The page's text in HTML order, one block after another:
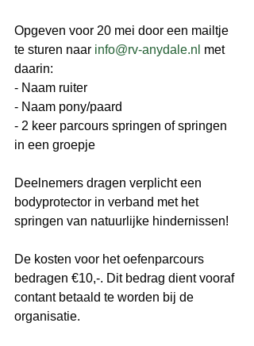
Opgeven voor 20 mei door een mailtje
te sturen naar info@rv-anydale.nl met
daarin:
- Naam ruiter
- Naam pony/paard
- 2 keer parcours springen of springen
in een groepje
Deelnemers dragen verplicht een
bodyprotector in verband met het
springen van natuurlijke hindernissen!
De kosten voor het oefenparcours
bedragen €10,-. Dit bedrag dient vooraf
contant betaald te worden bij de
organisatie.